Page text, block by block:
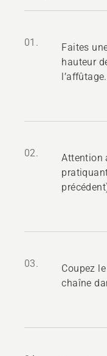
01.
Faites
hauteur
l’affûtage.
02.
Attention
03.
Coupez
chaîne